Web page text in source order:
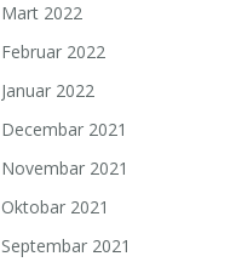
Mart 2022
Februar 2022
Januar 2022
Decembar 2021
Novembar 2021
Oktobar 2021
Septembar 2021